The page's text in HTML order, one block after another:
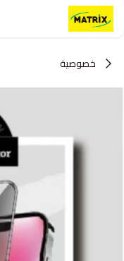
تخطي للذهاب إلى المحتوى
خصوصية